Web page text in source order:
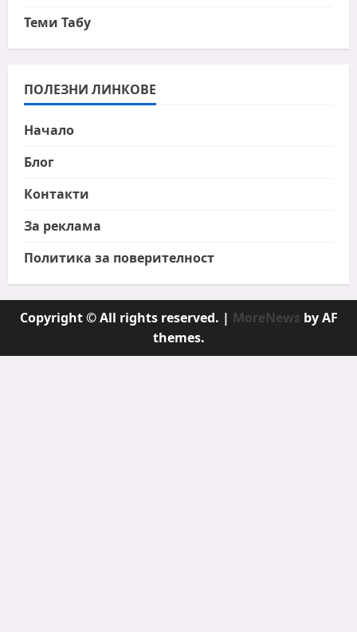
Теми Табу
ПОЛЕЗНИ ЛИНКОВЕ
Начало
Блог
Контакти
За реклама
Политика за поверителност
Copyright © All rights reserved. | MoreNews by AF
themes.